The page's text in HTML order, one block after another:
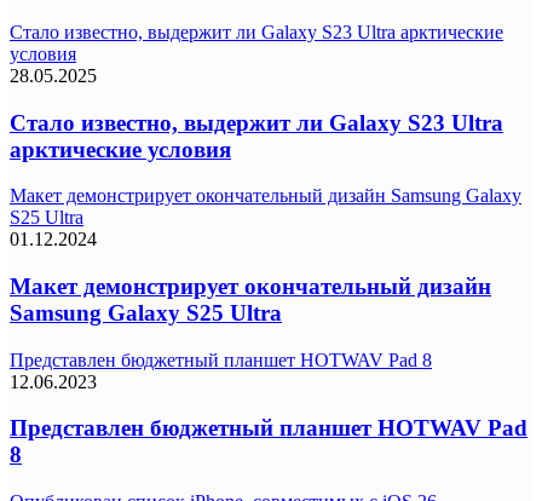
Стало известно, выдержит ли Galaxy S23 Ultra арктические
условия
28.05.2025
Стало известно, выдержит ли Galaxy S23 Ultra
арктические условия
Макет демонстрирует окончательный дизайн Samsung Galaxy
S25 Ultra
01.12.2024
Макет демонстрирует окончательный дизайн
Samsung Galaxy S25 Ultra
Представлен бюджетный планшет HOTWAV Pad 8
12.06.2023
Представлен бюджетный планшет HOTWAV Pad
8